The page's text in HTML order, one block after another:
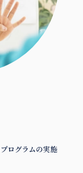
ログラムの実施